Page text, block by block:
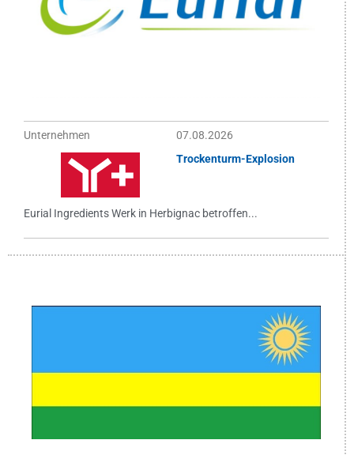
Unternehmen
07.08.2026
Trockenturm-Explosion
Eurial Ingredients Werk in Herbignac betroffen...